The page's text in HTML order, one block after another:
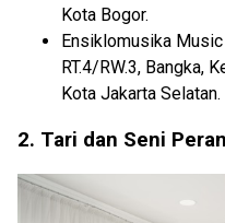
Kota Bogor.
Ensiklomusika
RT.4/RW.3, Bangka,
Kota Jakarta Selatan.
2. Tari dan Seni Peran